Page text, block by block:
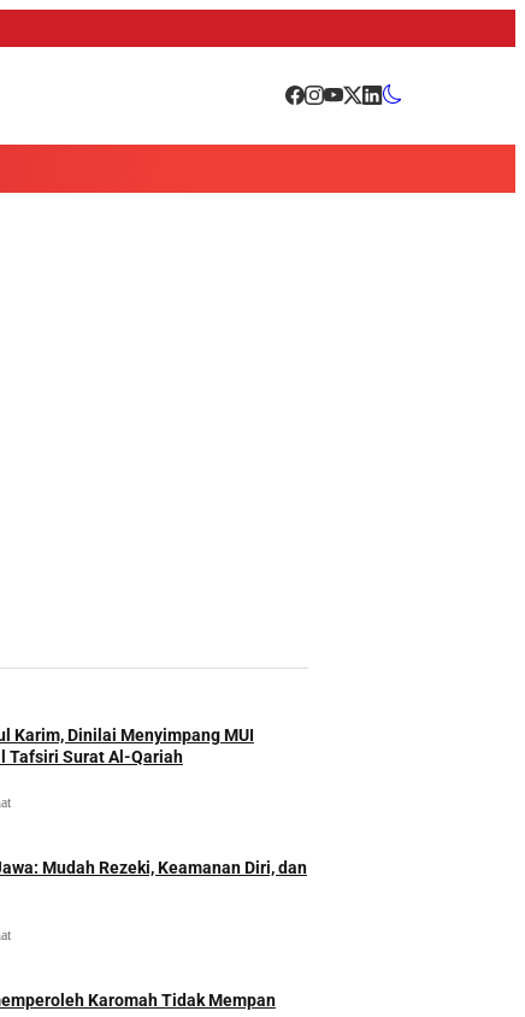
Karim, Dinilai Menyimpang MUI
Tafsiri Surat Al-Qariah
Mudah Rezeki, Keamanan Diri, dan
Karomah Tidak Mempan